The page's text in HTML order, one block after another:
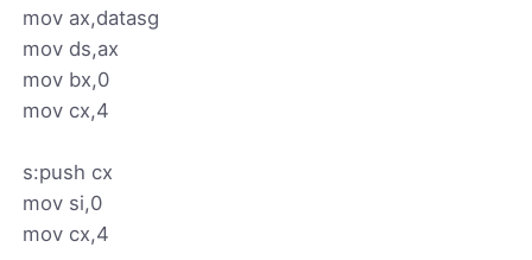
mov ax,datasg
mov ds,ax
mov bx,0
mov cx,4
s:push cx
mov si,0
mov cx,4